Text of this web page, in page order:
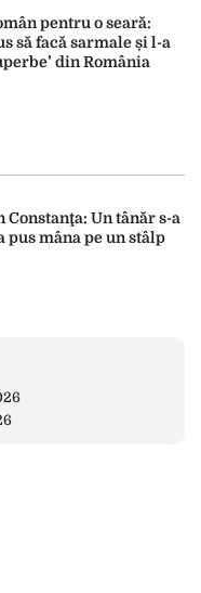
pentru o seară:
să facă sarmale și l-a
din România
Un tânăr s-a
pus mâna pe un stâlp